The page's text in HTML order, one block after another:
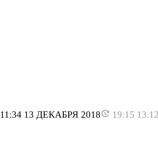
11:34 13 ДЕКАБРЯ 2018 19:15